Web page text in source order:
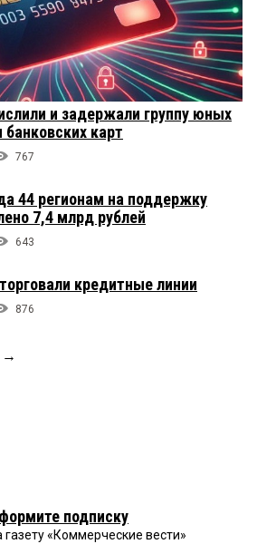
и задержали группу юных
карт
767
44 регионам на поддержку
7,4 млрд рублей
643
кредитные линии
876
→
подписку
газету «Коммерческие вести»